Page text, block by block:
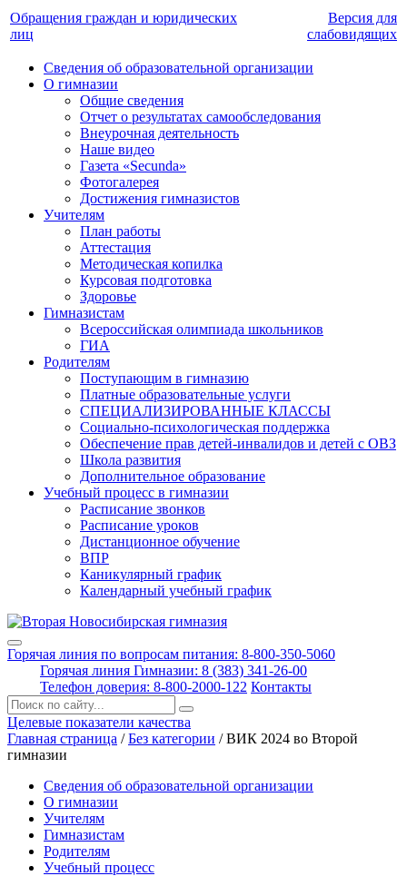
Обращения граждан и юридических
лиц
Версия для
слабовидящих
Сведения об образовательной организации
О гимназии
Общие сведения
Отчет о результатах самообследования
Внеурочная деятельность
Наше видео
Газета «Secunda»
Фотогалерея
Достижения гимназистов
Учителям
План работы
Аттестация
Методическая копилка
Курсовая подготовка
Здоровье
Гимназистам
Всероссийская олимпиада школьников
ГИА
Родителям
Поступающим в гимназию
Платные образовательные услуги
СПЕЦИАЛИЗИРОВАННЫЕ КЛАССЫ
Социально-психологическая поддержка
Обеспечение прав детей-инвалидов и детей с ОВЗ
Школа развития
Дополнительное образование
Учебный процесс в гимназии
Расписание звонков
Расписание уроков
Дистанционное обучение
ВПР
Каникулярный график
Календарный учебный график
Горячая линия по вопросам питания: 8-800-350-5060
Горячая линия Гимназии: 8 (383) 341-26-00
Телефон доверия: 8-800-2000-122 Контакты
Поиск:
Целевые показатели качества
Главная страница /Без категории /ВИК 2024 во Второй
гимназии
Сведения об образовательной организации
О гимназии
Учителям
Гимназистам
Родителям
Учебный процесс